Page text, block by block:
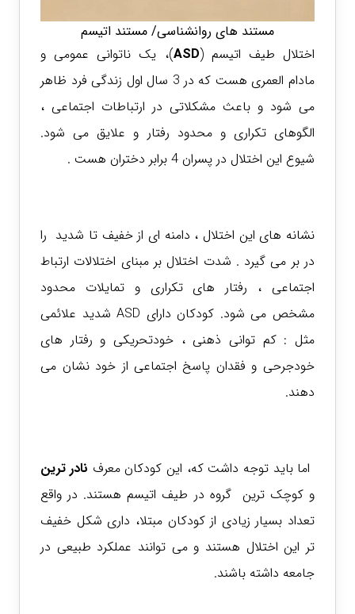
مستند های روانشناسی/ مستند اتیسم
اختلال طیف اتیسم (ASD)، یک ناتوانی عمومی و
مادام العمری هست که در 3 سال اول زندگی فرد ظاهر
می شود و باعث مشکلاتی در ارتباطات اجتماعی ،
الگوهای تکراری و محدود رفتار و علایق می شود.
شیوع این اختلال در پسران 4 برابر دختران هست .
نشانه های این اختلال ، دامنه ای از خفیف تا شدید را
در بر می گیرد . شدت اختلال بر مبنای اختلالات ارتباط
اجتماعی ، رفتار های تکراری و تمایلات محدود
مشخص می شود. کودکان دارای ASD شدید علائمی
مثل : کم توانی ذهنی ، خودتحریکی و رفتار های
خودجرحی و فقدان پاسخ اجتماعی از خود نشان می
دهند.
اما باید توجه داشت که، این کودکان معرف نادر ترین
و کوچک ترین گروه در طیف اتیسم هستند. در واقع
تعداد بسیار زیادی از کودکان مبتلا، داری شکل خفیف
تر این اختلال هستند و می توانند عملکرد طبیعی در
جامعه داشته باشند.